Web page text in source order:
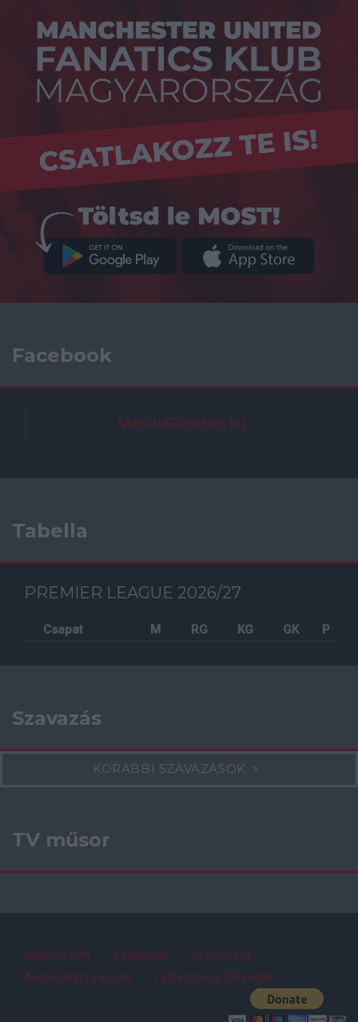
Facebook
ManUtdFanatics.hu
Tabella
PREMIER LEAGUE 2026/27
Csapat M RG KG GK P
Szavazás
KORÁBBI SZAVAZÁSOK
TV műsor
Impresszum Kapcsolat
Szerzői jog
Adatvédelmi irányelv
Felhasználói feltételek